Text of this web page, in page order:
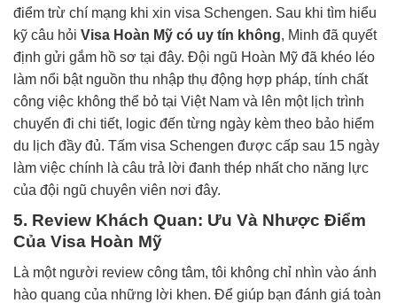
điểm trừ chí mạng khi xin visa Schengen. Sau khi tìm hiểu
kỹ câu hỏi Visa Hoàn Mỹ có uy tín không, Minh đã quyết
định gửi gắm hồ sơ tại đây. Đội ngũ Hoàn Mỹ đã khéo léo
làm nổi bật nguồn thu nhập thụ động hợp pháp, tính chất
công việc không thể bỏ tại Việt Nam và lên một lịch trình
chuyến đi chi tiết, logic đến từng ngày kèm theo bảo hiểm
du lịch đầy đủ. Tấm visa Schengen được cấp sau 15 ngày
làm việc chính là câu trả lời đanh thép nhất cho năng lực
của đội ngũ chuyên viên nơi đây.
5. Review Khách Quan: Ưu Và Nhược Điểm
Của Visa Hoàn Mỹ
Là một người review công tâm, tôi không chỉ nhìn vào ánh
hào quang của những lời khen. Để giúp bạn đánh giá toàn